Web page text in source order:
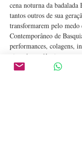
cena noturna da
tantos outros de sua
transformarem pelo
Contemporâneo de
performances, colagens,
vivendo tendências
Apesar de ser agora